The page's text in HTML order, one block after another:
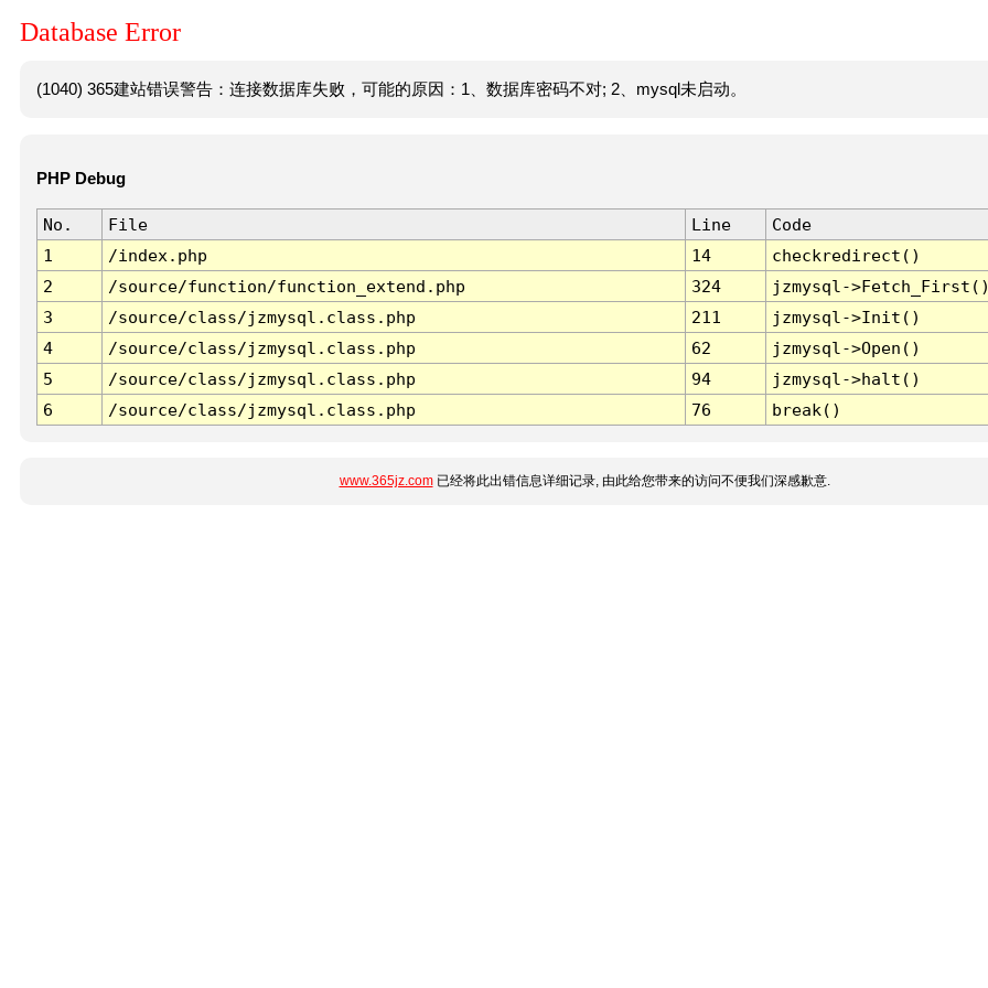
Database Error
(1040) 365建站错误警告：连接数据库失败，可能的原因：1、数据库密码不对; 2、mysql未启动。
PHP Debug
No. File Line
Code
1
/index.php 14
checkredirect()
2
/source/function/function_extend.php 324
jzmysql-
3
/source/class/jzmysql.class.php 211
jzmysql->Init()
4
/source/class/jzmysql.class.php 62
jzmysql->Open()
5
/source/class/jzmysql.class.php 94
jzmysql->halt()
6
/source/class/jzmysql.class.php 76 break()
www.365jz.com已经将此出错信息详细记录, 由此给您带来的访问不便我们深感歉意.